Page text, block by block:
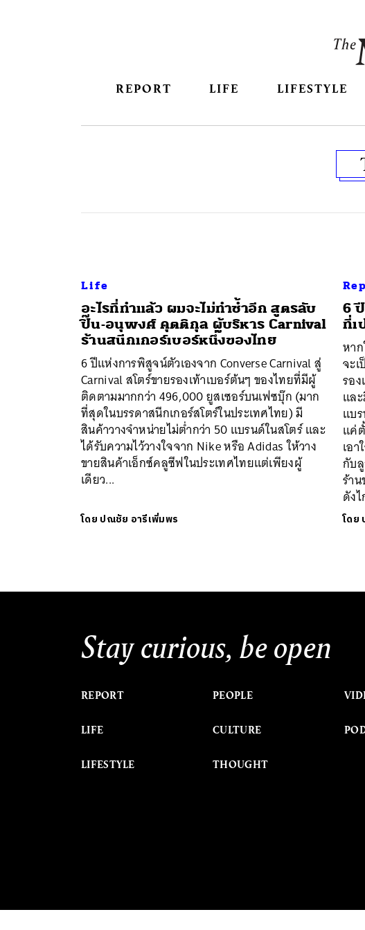
REPORT LIFE LIFESTYLE
Life
อะไรที่ทำแล้ว ผมจะไม่ทำซ้ำอีก สูตรลับ
ปิ๊น-อนุพงศ์ คุตติกุล ผู้บริหาร Carnival
ร้านสนีกเกอร์เบอร์หนึ่งของไทย
6 ปีแห่งการพิสูจน์ตัวเองจาก Converse Carnival สู่
Carnival สโตร์ขายรองเท้าเบอร์ต้นๆ ของไทยที่มีผู้
ติดตามมากกว่า 496,000 ยูสเซอร์บนเฟซบุ๊ก (มาก
ที่สุดในบรรดาสนีกเกอร์สโตร์ในประเทศไทย) มี
สินค้าวางจำหน่ายไม่ต่ำกว่า 50 แบรนด์ในสโตร์ และ
ได้รับความไว้วางใจจาก Nike หรือ Adidas ให้วาง
ขายสินค้าเอ็กซ์คลูซีฟในประเทศไทยแต่เพียงผู้
เดียว...
โดย ปณชัย อารีเพิ่มพร
6
ที่เ
หา
จะ
รอ
แล
แบ
แค่
เอ
กับ
ร้า
ดัง
โดย
Stay curious, be open
REPORT
LIFE
LIFESTYLE
PEOPLE
CULTURE
THOUGHT
ค้นหา